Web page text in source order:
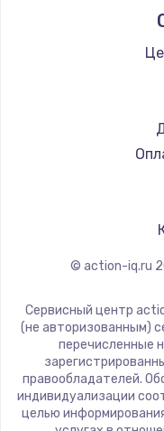
© action-iq.ru
Сервисный центр
(не авторизованным)
перечисленные
правообладателей.
индивидуализации
целью